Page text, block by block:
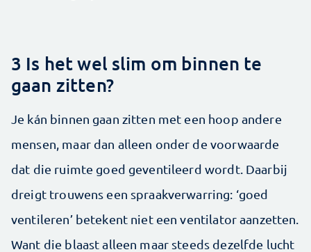
3 Is het wel slim om binnen te
gaan zitten?
Je kán binnen gaan zitten met een hoop andere
mensen, maar dan alleen onder de voorwaarde
dat die ruimte goed geventileerd wordt. Daarbij
dreigt trouwens een spraakverwarring: ‘goed
ventileren’ betekent niet een ventilator aanzetten.
Want die blaast alleen maar steeds dezelfde lucht